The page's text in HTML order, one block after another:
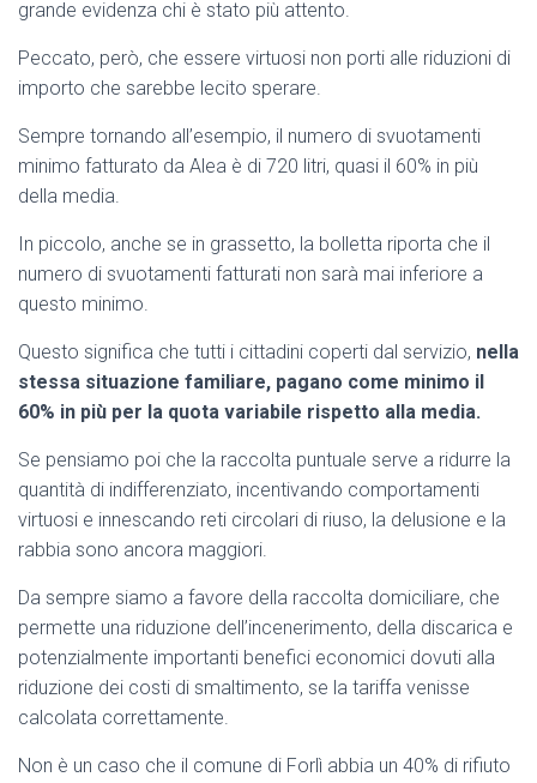
grande evidenza chi è stato più attento.
Peccato, però, che essere virtuosi non porti alle riduzioni di
importo che sarebbe lecito sperare.
Sempre tornando all’esempio, il numero di svuotamenti
minimo fatturato da Alea è di 720 litri, quasi il 60% in più
della media.
In piccolo, anche se in grassetto, la bolletta riporta che il
numero di svuotamenti fatturati non sarà mai inferiore a
questo minimo.
Questo significa che tutti i cittadini coperti dal servizio, nella
stessa situazione familiare, pagano come minimo il
60% in più per la quota variabile rispetto alla media.
Se pensiamo poi che la raccolta puntuale serve a ridurre la
quantità di indifferenziato, incentivando comportamenti
virtuosi e innescando reti circolari di riuso, la delusione e la
rabbia sono ancora maggiori.
Da sempre siamo a favore della raccolta domiciliare, che
permette una riduzione dell’incenerimento, della discarica e
potenzialmente importanti benefici economici dovuti alla
riduzione dei costi di smaltimento, se la tariffa venisse
calcolata correttamente.
Non è un caso che il comune di Forlì abbia un 40% di rifiuto